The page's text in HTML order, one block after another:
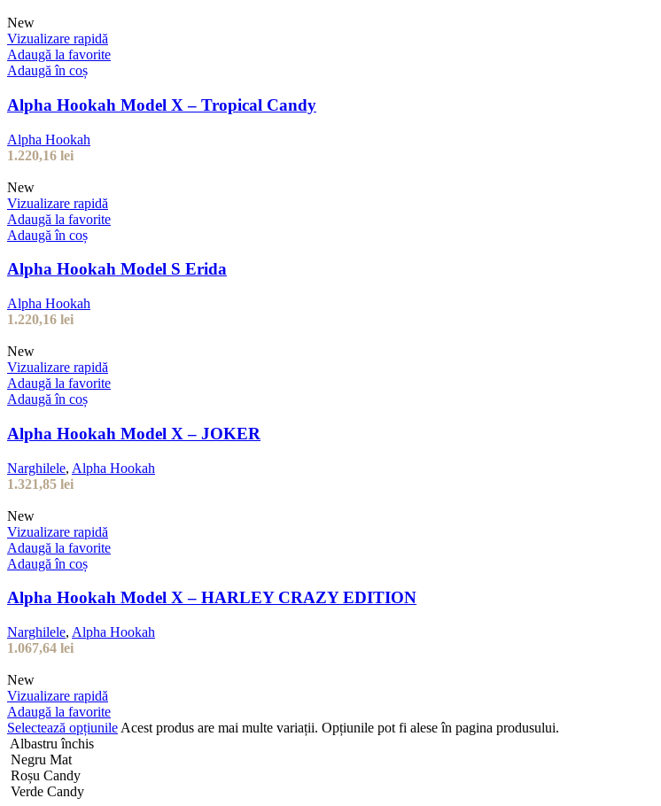
New
Vizualizare rapidă
Adaugă la favorite
Adaugă în coș
Alpha Hookah Model X – Tropical Candy
Alpha Hookah
1.220,16 lei
New
Vizualizare rapidă
Adaugă la favorite
Adaugă în coș
Alpha Hookah Model S Erida
Alpha Hookah
1.220,16 lei
New
Vizualizare rapidă
Adaugă la favorite
Adaugă în coș
Alpha Hookah Model X – JOKER
Narghilele, Alpha Hookah
1.321,85 lei
New
Vizualizare rapidă
Adaugă la favorite
Adaugă în coș
Alpha Hookah Model X – HARLEY CRAZY EDITION
Narghilele, Alpha Hookah
1.067,64 lei
New
Vizualizare rapidă
Adaugă la favorite
Selectează opțiunile Acest produs are mai multe variații. Opțiunile pot fi alese în pagina produsului.
Albastru închis
Negru Mat
Roșu Candy
Verde Candy